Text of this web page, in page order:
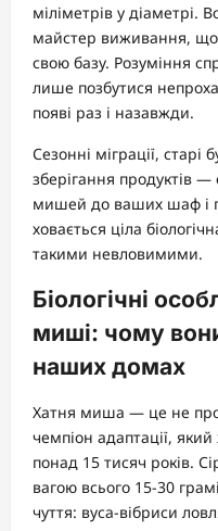
міліметрів у діаметрі.
майстер виживання,
свою базу. Розуміння
лише позбутися
появі раз і назавжди.
Сезонні міграції, старі
зберігання продуктів —
мишей до ваших шаф і
ховається ціла
такими невловимими.
Біологічні
миші: чому
наших домах
Хатня миша — це не
чемпіон адаптації,
понад 15 тисяч років.
вагою всього 15-30
чуття: вуса-вібриси